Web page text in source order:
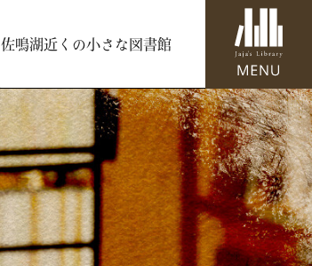
佐鳴湖近くの小さな図書館